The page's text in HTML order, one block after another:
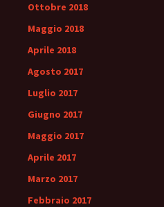
Ottobre 2018
Maggio 2018
Aprile 2018
Agosto 2017
Luglio 2017
Giugno 2017
Maggio 2017
Aprile 2017
Marzo 2017
Febbraio 2017